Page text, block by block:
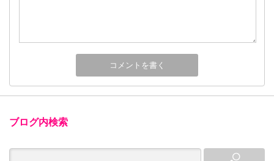
ブログ内検索